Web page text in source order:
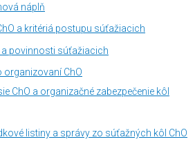
náplň
a kritériá postupu súťažiacich
a povinnosti súťažiacich
organizovaní ChO
ChO a organizačné zabezpečenie kôl
listiny a správy zo súťažných kôl ChO